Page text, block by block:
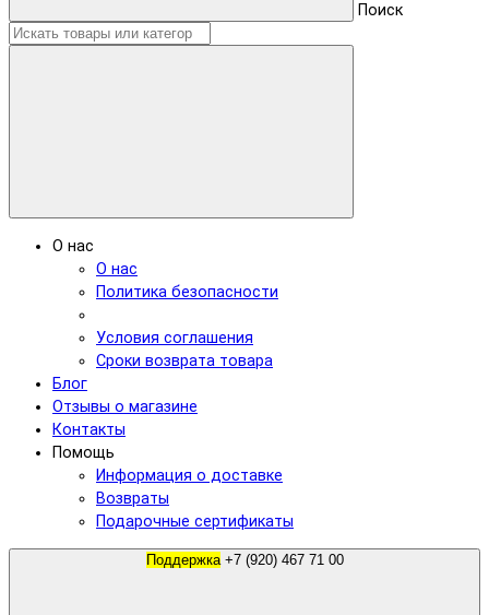
Поиск
О нас
О нас
Политика безопасности
Условия соглашения
Сроки возврата товара
Блог
Отзывы о магазине
Контакты
Помощь
Информация о доставке
Возвраты
Подарочные сертификаты
Поддержка +7 (920) 467 71 00